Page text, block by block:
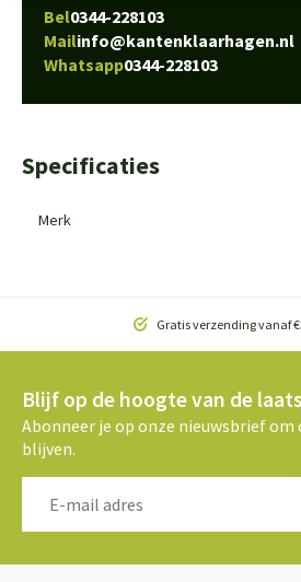
Bel0344-228103
Mailinfo@kantenklaarhagen.nl
Whatsapp0344-228103
Specificaties
Merk
Gratis verzending vanaf
Blijf op de hoogte van de
Abonneer je op onze nieuwsbrief om
blijven.